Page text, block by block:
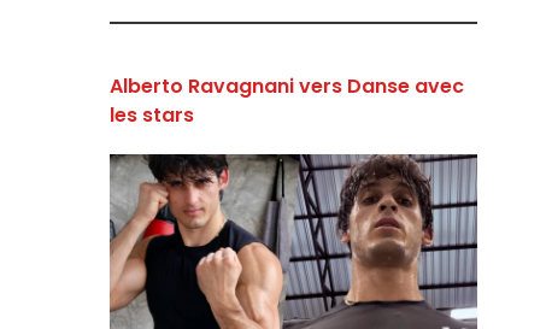
Alberto Ravagnani vers Danse avec
les stars